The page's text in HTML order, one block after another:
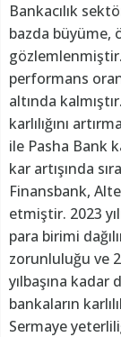
Bankacılık
bazda büyüme,
performans
altında
karlılığını
ile Pasha Bank
kar artışında
Finansbank,
etmiştir. 2023
para birimi
zorunluluğu ve
yılbaşına kadar
bankaların
Sermaye